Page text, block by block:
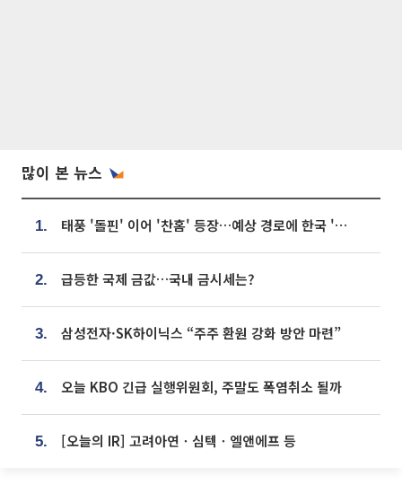
많이 본 뉴스
1. 태풍 '돌핀' 이어 '찬홈' 등장…예상 경로에 한국 '한숨'
2. 급등한 국제 금값…국내 금시세는?
3. 삼성전자·SK하이닉스 “주주 환원 강화 방안 마련”
4. 오늘 KBO 긴급 실행위원회, 주말도 폭염취소 될까
5. [오늘의 IR] 고려아연ㆍ심텍ㆍ엘앤에프 등